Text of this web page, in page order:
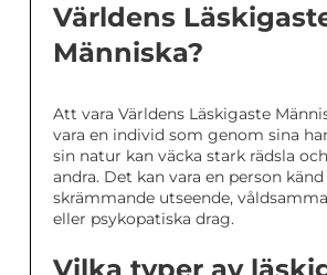
Världens
Människa?
Att vara Världens Läskigaste
vara en individ som genom sina
sin natur kan väcka stark rädsla
andra. Det kan vara en person
skrämmande utseende,
eller psykopatiska drag.